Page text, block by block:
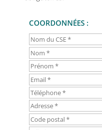
COORDONNÉES :